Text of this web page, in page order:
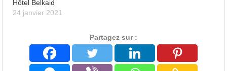
Hôtel Belkaid
24 janvier 2021
Partagez sur :